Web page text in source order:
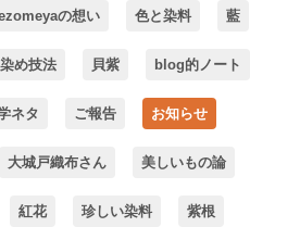
の想い 色と染料 藍
染め技法 貝紫 blog的ノート
ネタ ご報告 お知らせ
大城戸織布さん 美しいもの論
紅花 珍しい染料 紫根